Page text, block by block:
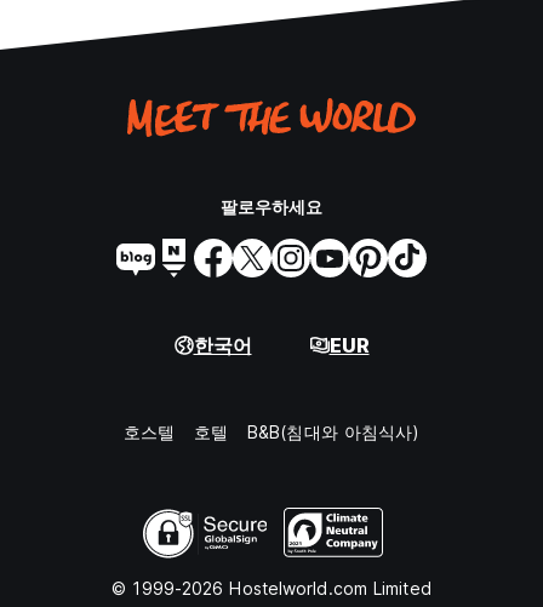
팔로우하세요
한국어 EUR
호스텔 호텔 B&B(침대와 아침식사)
© 1999-2026 Hostelworld.com Limited